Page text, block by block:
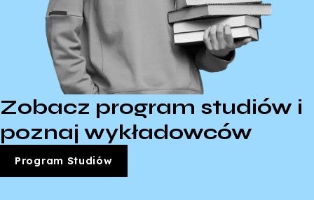
Zobacz program studiów i
poznaj wykładowców
Program Studiów